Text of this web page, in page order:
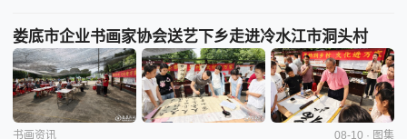
娄底市企业书画家协会送艺下乡走进冷水江市洞头村
书画资讯 08-10 · 图集